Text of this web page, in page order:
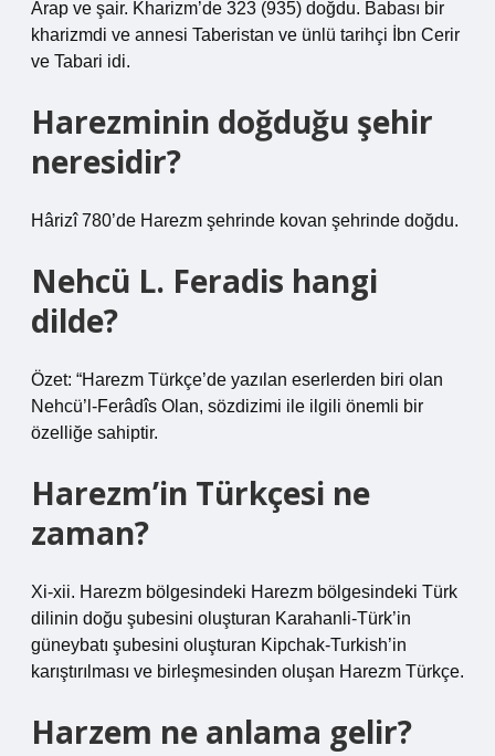
Arap ve şair. Kharizm’de 323 (935) doğdu. Babası bir
kharizmdi ve annesi Taberistan ve ünlü tarihçi İbn Cerir
ve Tabari idi.
Harezminin doğduğu şehir
neresidir?
Hârizî 780’de Harezm şehrinde kovan şehrinde doğdu.
Nehcü L. Feradis hangi
dilde?
Özet: “Harezm Türkçe’de yazılan eserlerden biri olan
Nehcü’l-Ferâdîs Olan, sözdizimi ile ilgili önemli bir
özelliğe sahiptir.
Harezm’in Türkçesi ne
zaman?
Xi-xii. Harezm bölgesindeki Harezm bölgesindeki Türk
dilinin doğu şubesini oluşturan Karahanli-Türk’in
güneybatı şubesini oluşturan Kipchak-Turkish’in
karıştırılması ve birleşmesinden oluşan Harezm Türkçe.
Harzem ne anlama gelir?